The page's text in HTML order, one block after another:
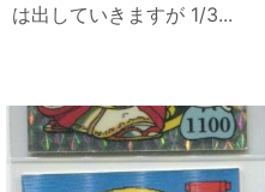
は出していきますが 1/3...